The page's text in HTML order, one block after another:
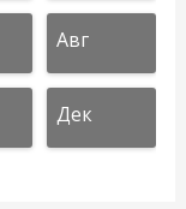
Авг
Дек